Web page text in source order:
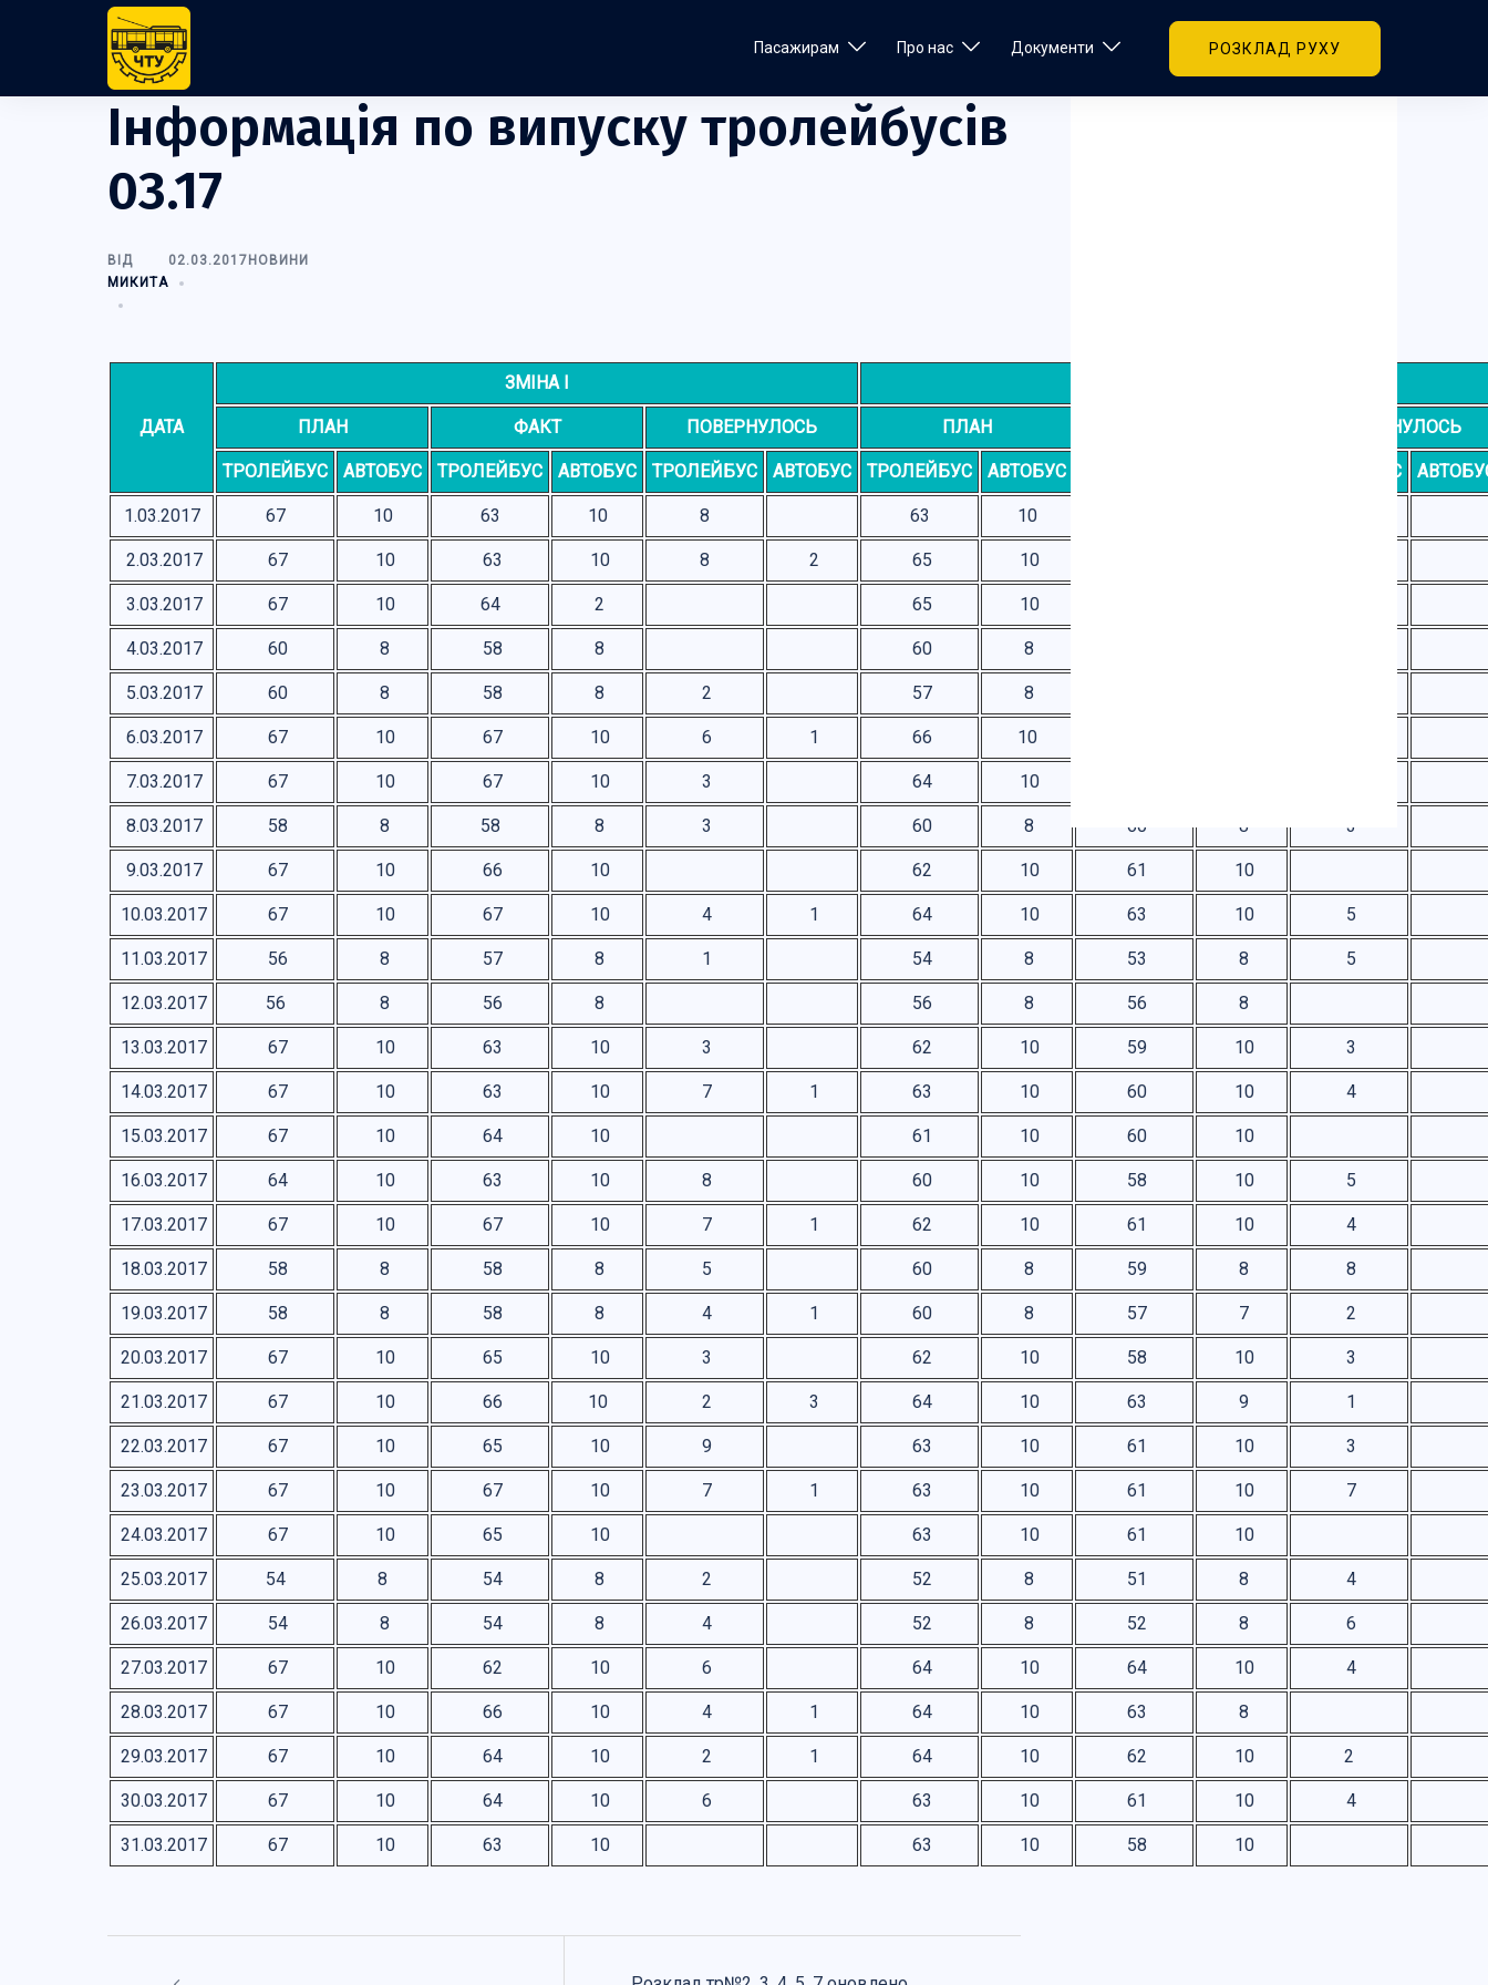
Пасажирам Про нас Документи РОЗКЛАД РУХУ
Інформація по випуску тролейбусів
03.17
ВІД
МИКИТА
02.03.2017 НОВИНИ
ДАТА
ЗМІНА І
ПЛАН ФАКТ ПОВЕРНУЛОСЬ ПЛАН ПОВЕРНУЛОСЬ
ТРОЛЕЙБУС АВТОБУС ТРОЛЕЙБУС АВТОБУС ТРОЛЕЙБУС АВТОБУС ТРОЛЕЙБУС АВТОБУС ТРОЛЕЙБУС
1.03.2017 67 10 63 10 8 63 10
2.03.2017 67 10 63 10 8 2 65 10
3.03.2017 67 10 64 2 65 10
4.03.2017 60 8 58 8 60 8
5.03.2017 60 8 58 8 2 57 8
6.03.2017 67 10 67 10 6 1 66 10
7.03.2017 67 10 67 10 3 64 10
8.03.2017 58 8 58 8 3 60 8 60 8 3
9.03.2017 67 10 66 10 62 10 61 10
10.03.2017 67 10 67 10 4 1 64 10 63 10 5
11.03.2017 56 8 57 8 1 54 8 53 8 5
12.03.2017 56 8 56 8 56 8 56 8
13.03.2017 67 10 63 10 3 62 10 59 10 3
14.03.2017 67 10 63 10 7 1 63 10 60 10 4
15.03.2017 67 10 64 10 61 10 60 10
16.03.2017 64 10 63 10 8 60 10 58 10 5
17.03.2017 67 10 67 10 7 1 62 10 61 10 4
18.03.2017 58 8 58 8 5 60 8 59 8 8
19.03.2017 58 8 58 8 4 1 60 8 57 7 2
20.03.2017 67 10 65 10 3 62 10 58 10 3
21.03.2017 67 10 66 10 2 3 64 10 63 9 1
22.03.2017 67 10 65 10 9 63 10 61 10 3
23.03.2017 67 10 67 10 7 1 63 10 61 10 7
24.03.2017 67 10 65 10 63 10 61 10
25.03.2017 54 8 54 8 2 52 8 51 8 4
26.03.2017 54 8 54 8 4 52 8 52 8 6
27.03.2017 67 10 62 10 6 64 10 64 10 4
28.03.2017 67 10 66 10 4 1 64 10 63 8
29.03.2017 67 10 64 10 2 1 64 10 62 10 2
30.03.2017 67 10 64 10 6 63 10 61 10 4
31.03.2017 67 10 63 10 63 10 58 10